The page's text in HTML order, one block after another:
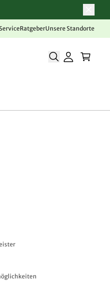
RatgeberUnsere Standorte